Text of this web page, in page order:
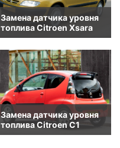
Замена датчика уровня
топлива Citroen Xsara
Замена датчика уровня
топлива Citroen C1